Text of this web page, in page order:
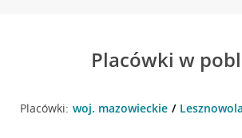
Placówki w
Placówki: woj. mazowieckie Lesznowola